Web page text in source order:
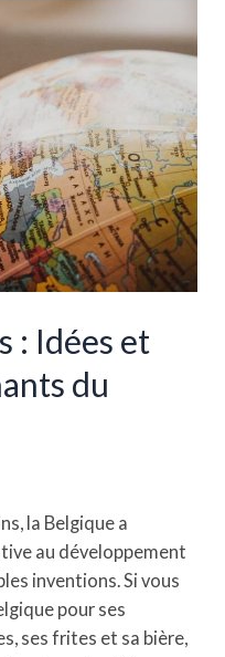
: Idées et
du
la Belgique a
au développement
inventions. Si vous
pour ses
ses frites et sa bière,